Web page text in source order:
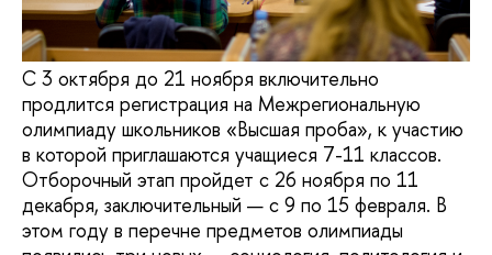
С 3 октября до 21 ноября включительно
продлится регистрация на Межрегиональную
олимпиаду школьников «Высшая проба», к участию
в которой приглашаются учащиеся 7-11 классов.
Отборочный этап пройдет с 26 ноября по 11
декабря, заключительный — с 9 по 15 февраля. В
этом году в перечне предметов олимпиады